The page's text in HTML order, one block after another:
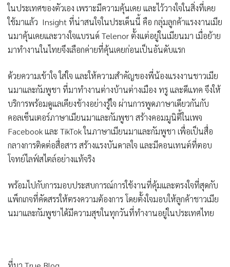
ในประเทศของตัวเอง เพราะมีความคุ้นเคย และไว้วางใจในสิ่งที่เคย
ใช้มาแล้ว Insight ที่น่าสนใจในประเด็นนี้ คือ กลุ่มลูกค้าแรงงานเมีย
นมาคุ้นเคยและวางใจแบรนด์ Telenor ตั้งแต่อยู่ในเมียนมา เมื่อย้าย
มาทำงานในไทยจึงเลือกค่ายที่คุ้นเคยก่อนเป็นอันดับแรก
ด้วยความเข้าใจ ใส่ใจ และให้ความสำคัญของพี่น้องแรงงานชาวเมีย
นมาและกัมพูชา ที่มาทำงานต่างบ้านต่างเมือง ทรู และดีแทค จึงให้
บริการพร้อมดูแลเคียงข้างอย่างรู้ใจ ผ่านการพูดภาษาเดียวกันกับ
คอลเซ็นเตอร์ภาษาเมียนมาและกัมพูชา สร้างคอมมูนิตี้ในเพจ
Facebook และ TikTok ในภาษาเมียนมาและกัมพูชา เพื่อเป็นสื่อ
กลางการติดต่อสื่อสาร สร้างแรงบันดาลใจ และมีคอนเทนต์ที่ตอบ
โจทย์ไลฟ์สไตล์อย่างแท้จริง
พร้อมไปกับการมอบประสบการณ์การใช้งานที่คุ้มและตรงใจที่สุดกับ
แพ็กเกจที่คัดสรรให้ตรงความต้องการ โดยตั้งใจมอบให้ลูกค้าชาวเมีย
นมาและกัมพูชาได้มีความสุขในทุกวันที่ทำงานอยู่ในประเทศไทย